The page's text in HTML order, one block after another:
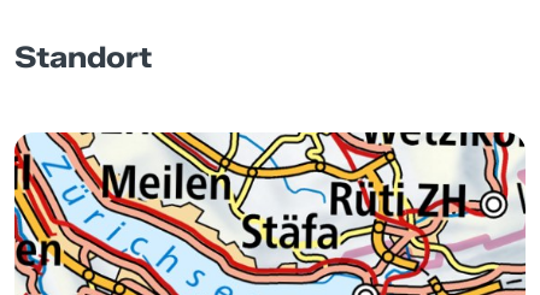
Standort